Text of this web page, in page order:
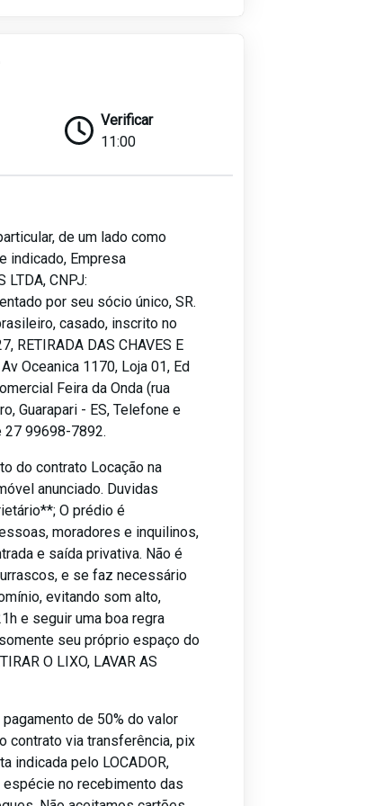
Verificar
11:00
de um lado como
indicado, Empresa
LTDA, CNPJ:
por seu sócio único, SR.
casado, inscrito no
RETIRADA DAS CHAVES E
Av Oceanica 1170, Loja 01, Ed
Feira da Onda (rua
Guarapari - ES, Telefone e
27 99698-7892.
do contrato Locação na
anunciado. Duvidas
O prédio é
moradores e inquilinos,
e saída privativa. Não é
e se faz necessário
evitando som alto,
e seguir uma boa regra
seu próprio espaço do
O LIXO, LAVAR AS
de 50% do valor
contrato via transferência, pix
indicada pelo LOCADOR,
no recebimento das